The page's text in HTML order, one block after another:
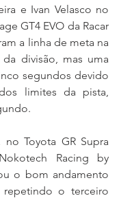
e Ivan Velasco no
GT4 EVO da Racar
a linha de meta na
divisão, mas uma
segundos devido
limites da pista,
no Toyota GR Supra
Racing by
o bom andamento
repetindo o terceiro